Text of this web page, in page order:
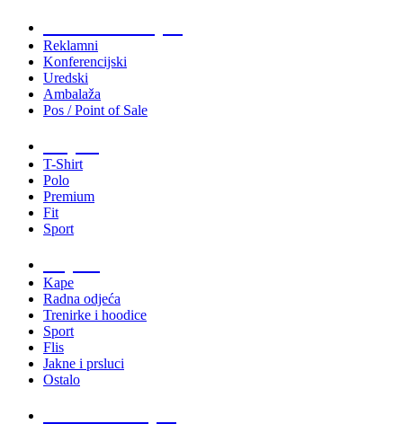
Reklamni
Konferencijski
Uredski
Ambalaža
Pos / Point of Sale
T-Shirt
Polo
Premium
Fit
Sport
Kape
Radna odjeća
Trenirke i hoodice
Sport
Flis
Jakne i prsluci
Ostalo